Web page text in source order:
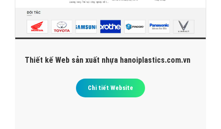
Thiết kế Web sản xuất nhựa hanoiplastics.com.vn
Chi tiết Website